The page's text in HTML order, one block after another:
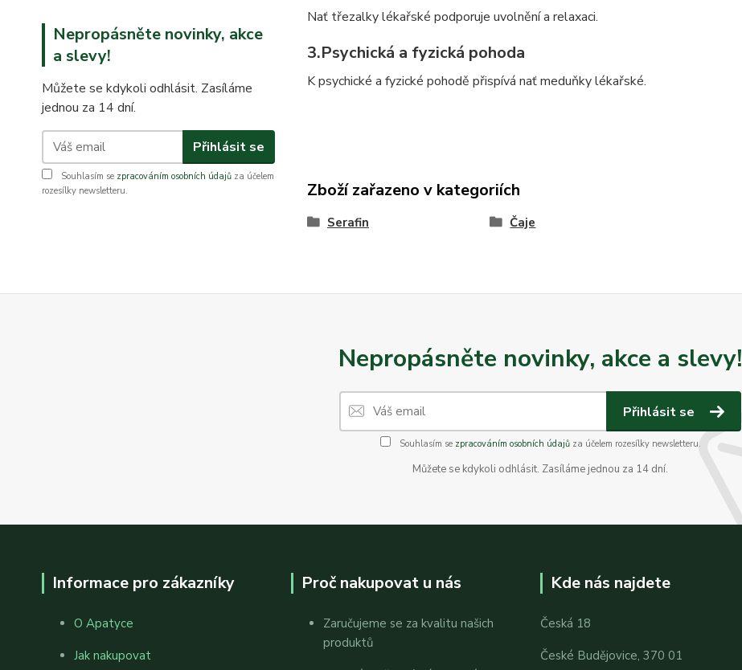
Nepropásněte novinky, akce
a slevy!
Můžete se kdykoli odhlásit. Zasíláme
jednou za 14 dní.
Přihlásit se
Souhlasím se zpracováním osobních údajů za účelem
rozesílky newsletteru.
Nať třezalky lékařské podporuje uvolnění a relaxaci.
3.Psychická a fyzická pohoda
K psychické a fyzické pohodě přispívá nať meduňky lékařské.
Zboží zařazeno v kategoriích
Serafin Čaje
Nepropásněte novinky, akce a slevy!
Přihlásit se
Souhlasím se zpracováním osobních údajůza účelem rozesílky newsletteru.
Můžete se kdykoli odhlásit. Zasíláme jednou za 14 dní.
Informace pro zákazníky
O Apatyce
Jak nakupovat
Proč nakupovat u nás
Zaručujeme se za kvalitu našich
produktů
Kde nás najdete
Česká 18
České Budějovice, 370 01